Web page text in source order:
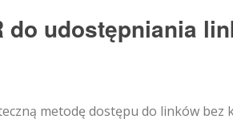
do udostępniania
metodę dostępu do linków bez